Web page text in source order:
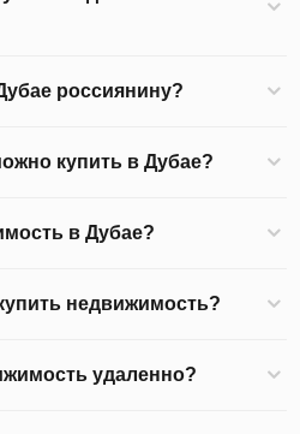
россиянину?
купить в Дубае?
в Дубае?
недвижимость?
удаленно?